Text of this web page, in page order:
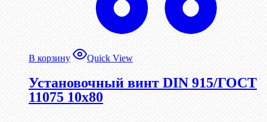
В корзину Quick View
Установочный винт DIN 915/ГОСТ
11075 10х80